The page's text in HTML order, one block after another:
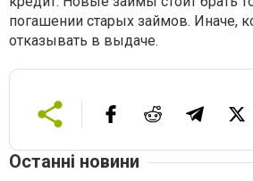
погашении старых займов. Иначе,
отказывать в выдаче.
Останні новини